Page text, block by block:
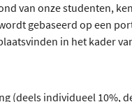
van onze studenten,
gebaseerd op een
in het kader
(deels individueel 10%,